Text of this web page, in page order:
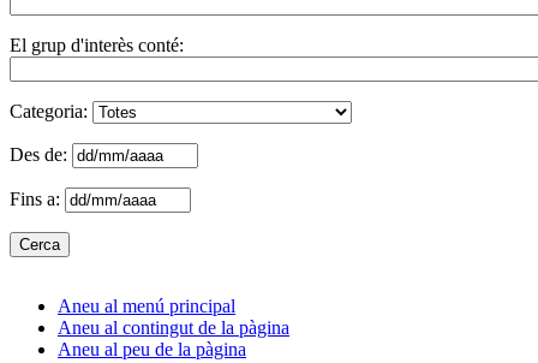
El grup d'interès conté:
Categoria:
Des de:
Fins a:
Aneu al menú principal
Aneu al contingut de la pàgina
Aneu al peu de la pàgina